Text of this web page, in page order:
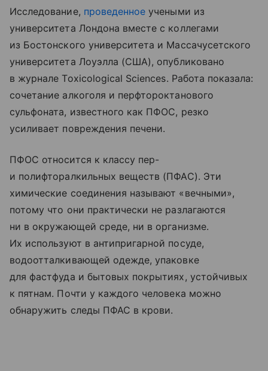
Исследование, проведенное учеными из
университета Лондона вместе с коллегами
из Бостонского университета и Массачусетского
университета Лоуэлла (США), опубликовано
в журнале Toxicological Sciences. Работа показала:
сочетание алкоголя и перфтороктанового
сульфоната, известного как ПФОС, резко
усиливает повреждения печени.
ПФОС относится к классу пер-
и полифторалкильных веществ (ПФАС). Эти
химические соединения называют «вечными»,
потому что они практически не разлагаются
ни в окружающей среде, ни в организме.
Их используют в антипригарной посуде,
водоотталкивающей одежде, упаковке
для фастфуда и бытовых покрытиях, устойчивых
к пятнам. Почти у каждого человека можно
обнаружить следы ПФАС в крови.